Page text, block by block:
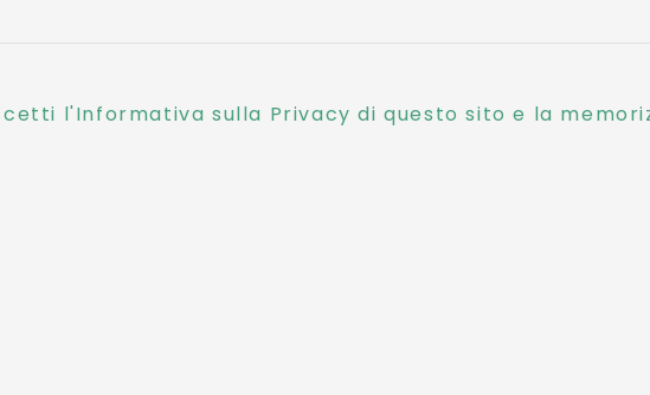
l'Informativa sulla Privacy di questo sito e la